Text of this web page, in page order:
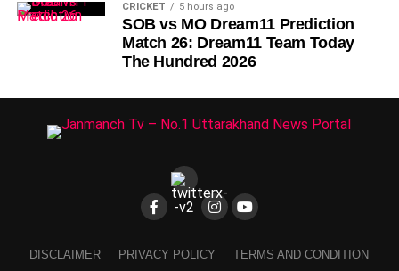
CRICKET 5 hours ago
SOB vs MO Dream11 Prediction
Match 26: Dream11 Team Today
The Hundred 2026
DISCLAIMER PRIVACY POLICY TERMS AND CONDITION